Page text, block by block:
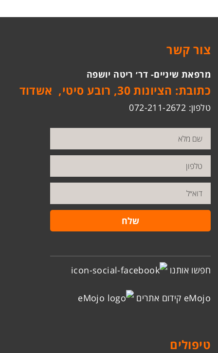
צור קשר
מרפאת שיניים- דר׳ ריטה יושפה
כתובת: הציונות 30, רובע סיטי, אשדוד
טלפון: 072-211-2672
חפשו אותנו
eMojo קידום אתרים
טיפולים